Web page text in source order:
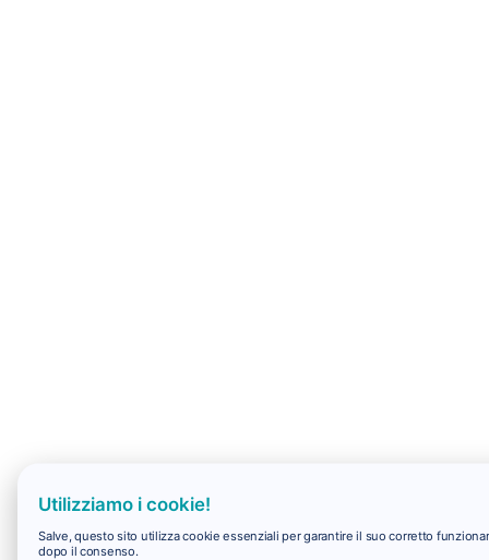
Utilizziamo i cookie!
Salve, questo sito utilizza cookie essenziali per garantire il suo corretto
dopo il consenso.